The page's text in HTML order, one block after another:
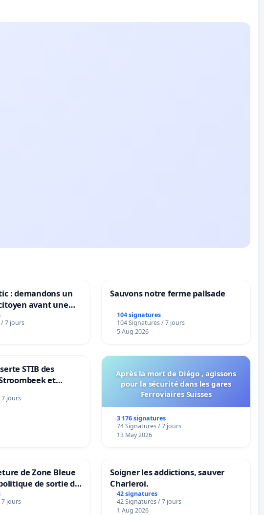
: demandons un
avant une
irréversible de
»
7 jours
Sauvons notre ferme pallsade
104 signatures
104 Signatures / 7 jours
5 Aug 2026
STIB des
et
een MIVB-
de wijken
jours
Après la mort de Diégo , agissons
pour la sécurité dans les gares
Ferroviaires Suisses
3 176 signatures
74 Signatures / 7 jours
13 May 2026
de Zone Bleue
de sortie de
jours
Soigner les addictions, sauver
Charleroi.
42 signatures
42 Signatures / 7 jours
1 Aug 2026